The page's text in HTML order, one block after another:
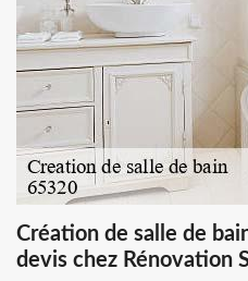
Création de salle de
devis chez Rénovation